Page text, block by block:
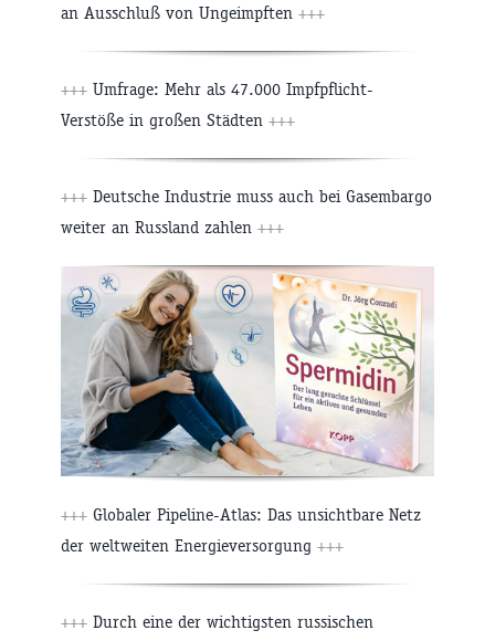
an Ausschluß von Ungeimpften +++
+++ Umfrage: Mehr als 47.000 Impfpflicht-
Verstöße in großen Städten +++
+++ Deutsche Industrie muss auch bei Gasembargo
weiter an Russland zahlen +++
+++ Globaler Pipeline-Atlas: Das unsichtbare Netz
der weltweiten Energieversorgung +++
+++ Durch eine der wichtigsten russischen